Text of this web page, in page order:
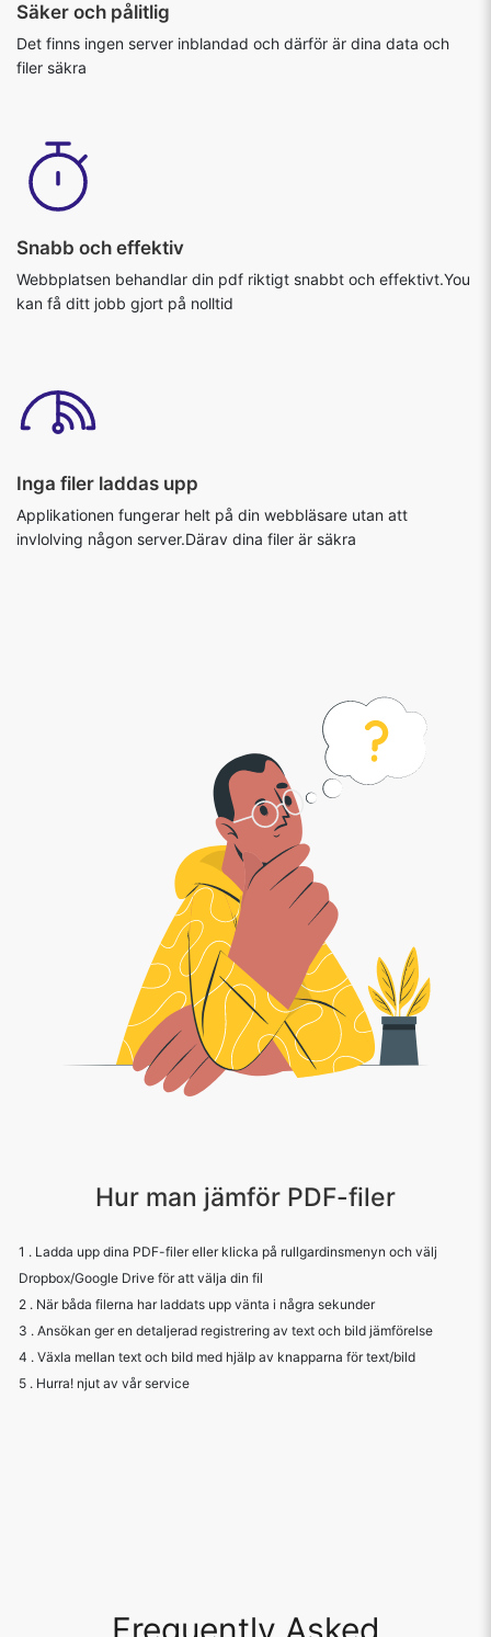
Säker och pålitlig
Det finns ingen server inblandad och därför är dina data och
filer säkra
Snabb och effektiv
Webbplatsen behandlar din pdf riktigt snabbt och effektivt.You
kan få ditt jobb gjort på nolltid
Inga filer laddas upp
Applikationen fungerar helt på din webbläsare utan att
invlolving någon server.Därav dina filer är säkra
Hur man jämför PDF-filer
1 . Ladda upp dina PDF-filer eller klicka på rullgardinsmenyn och välj
Dropbox/Google Drive för att välja din fil
2 . När båda filerna har laddats upp vänta i några sekunder
3 . Ansökan ger en detaljerad registrering av text och bild jämförelse
4 . Växla mellan text och bild med hjälp av knapparna för text/bild
5 . Hurra! njut av vår service